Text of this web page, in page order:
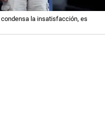
la insatisfacción, es